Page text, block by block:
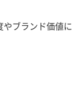
ブランド価値に